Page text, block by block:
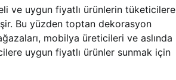
ve uygun fiyatlı ürünlerin tüketicilere
Bu yüzden toptan dekorasyon
mobilya üreticileri ve aslında
uygun fiyatlı ürünler sunmak için